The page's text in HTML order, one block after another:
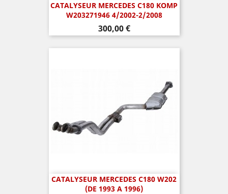
CATALYSEUR MERCEDES C180 KOMP
W203271946 4/2002-2/2008
Prix
300,00 €
CATALYSEUR MERCEDES C180 W202
(DE 1993 A 1996)